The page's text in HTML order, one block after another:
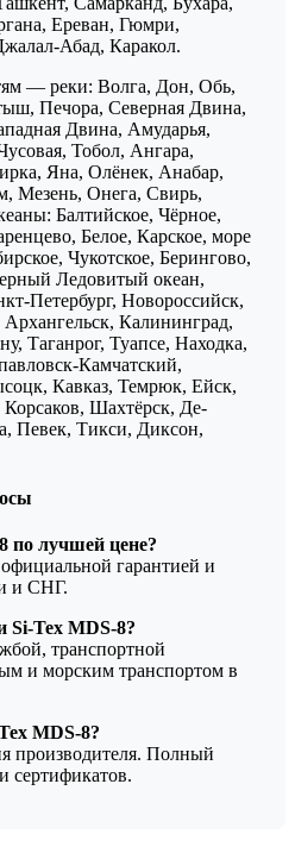
Ереван, Гюмри,
Абад, Каракол.
— реки: Волга, Дон, Обь,
Печора, Северная Двина,
Двина, Амударья,
Тобол, Ангара,
Яна, Олёнек, Анабар,
Мезень, Онега, Свирь,
Балтийское, Чёрное,
Белое, Карское, море
Чукотское, Берингово,
Ледовитый океан,
Петербург, Новороссийск,
Калининград,
Таганрог, Туапсе, Находка,
Камчатский,
Кавказ, Темрюк, Ейск,
Шахтёрск, Де-
Певек, Тикси, Диксон,
по лучшей цене?
гарантией и
и СНГ.
Si-Tex MDS-8?
транспортной
и морским транспортом в
MDS-8?
производителя. Полный
сертификатов.